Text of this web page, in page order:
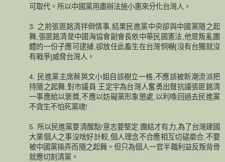
可取代。所以中國黨用盡辦法施小惠來分化台灣人。
3. 之前張匪銘清拌倒情事,結果民進黨中央卻與中國黨隨之起
舞,張匪銘清是中國海協會副會長依中華民國憲法,他是叛亂團
體的一份子應可逮捕,卻放任此畜生在台灣恫嚇[沒有台獨就沒
有戰爭]威脅台灣人。
4. 民進黨主席蔡英文小姐自該樹立一格,不應該被新潮流派把
持隨之起舞,對市議員 王定宇為台灣人奮勇出聲抗議張匪銘清
一事應給以褒獎,不應以妨礙黨形象懲處,以利喚回過去民進黨
不貪生不怕死黨魂!
5. 所以民進黨要清醒點!意志要堅定.團結才有力,為了台灣建國
大業個人之事沒啥好計較,個人理念不合應相互切磋磨合,不要
被中國黨操弄而隨之起舞。但只為個人一官半職利益反叛背骨
就應切割清黨。